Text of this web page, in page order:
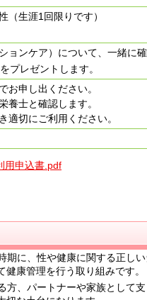
（生涯1回限りです）
ョンケア）について、一緒に確
プレゼントします。
お申し出ください。
養士と確認します。
適切にご利用ください。
用申込書.pdf
に、性や健康に関する正し
康管理を行う取り組みです。
、パートナーや家族として